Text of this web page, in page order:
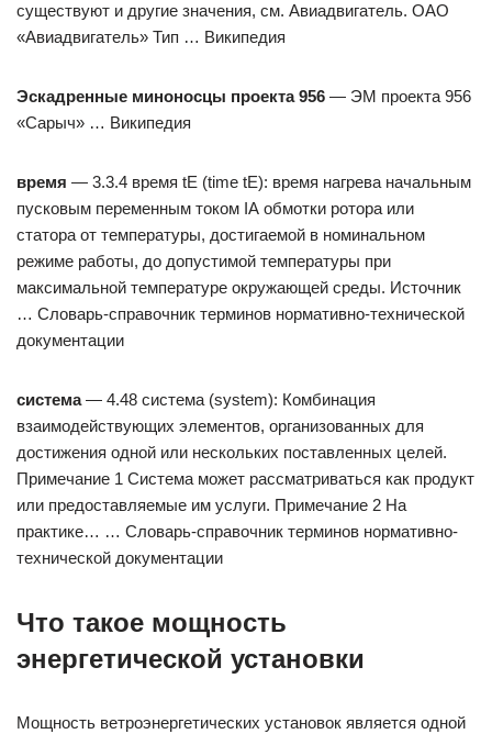
существуют и другие значения, см. Авиадвигатель. ОАО
«Авиадвигатель» Тип … Википедия
Эскадренные миноносцы проекта 956 — ЭМ проекта 956
«Сарыч» … Википедия
время — 3.3.4 время tE (time tE): время нагрева начальным
пусковым переменным током IА обмотки ротора или
статора от температуры, достигаемой в номинальном
режиме работы, до допустимой температуры при
максимальной температуре окружающей среды. Источник
… Словарь-справочник терминов нормативно-технической
документации
система— 4.48 система (system): Комбинация
взаимодействующих элементов, организованных для
достижения одной или нескольких поставленных целей.
Примечание 1 Система может рассматриваться как продукт
или предоставляемые им услуги. Примечание 2 На
практике… … Словарь-справочник терминов нормативно-
технической документации
Что такое мощность
энергетической установки
Мощность ветроэнергетических установок является одной